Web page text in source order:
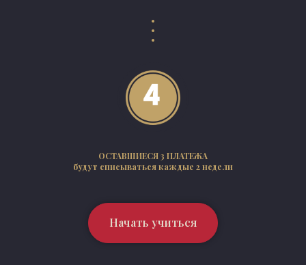
ОСТАВШИЕСЯ 3 ПЛАТЕЖА
будут списываться каждые 2 недели
Начать учиться